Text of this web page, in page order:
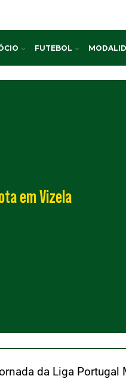
FUTEBOL
em Vizela
da Liga Portugal